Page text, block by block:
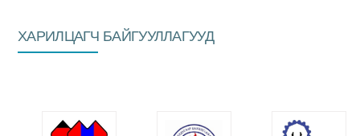
ХАРИЛЦАГЧ БАЙГУУЛЛАГУУД